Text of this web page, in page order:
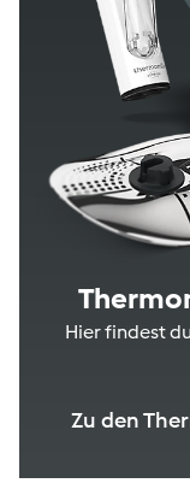
Hier findest
Zu den